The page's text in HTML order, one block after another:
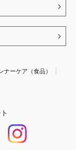
ナーケア（食品）